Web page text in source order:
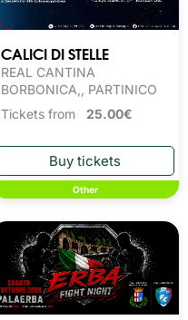
CALICI DI STELLE
REAL CANTINA
BORBONICA,, PARTINICO
Tickets from 25.00€
Other